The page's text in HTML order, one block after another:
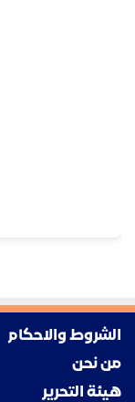
الشروط والاحكام
من نحن
هيئة التحرير